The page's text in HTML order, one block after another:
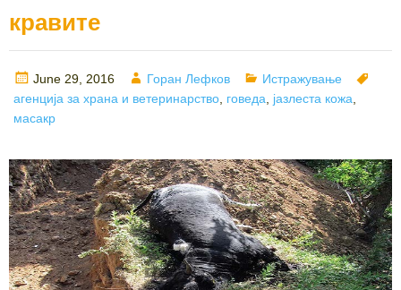
кравите
Posted
on
June 29, 2016 Author
Горан Лефков Categories
Истражување
агенција за храна и ветеринарство говеда јазлеста кожа
масакр